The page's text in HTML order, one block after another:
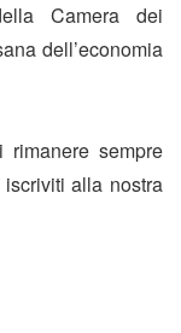
Camera dei
dell’economia
sempre
alla nostra